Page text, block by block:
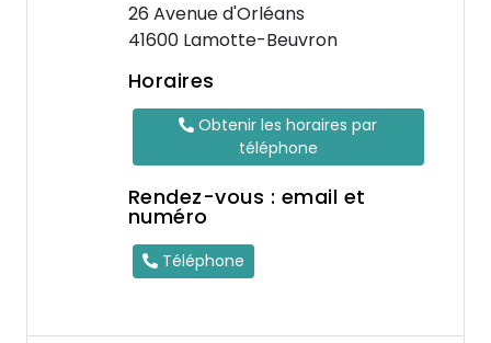
26 Avenue d'Orléans
41600 Lamotte-Beuvron
Horaires
Obtenir les horaires par
téléphone
Rendez-vous : email et
numéro
Téléphone